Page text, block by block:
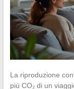
La riproduzione
più CO₂ di un